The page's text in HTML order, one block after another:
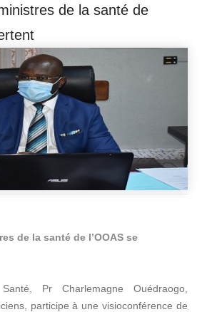
de la santé de
de la santé de l’OOAS se
Pr Charlemagne Ouédraogo,
participe à une visioconférence de